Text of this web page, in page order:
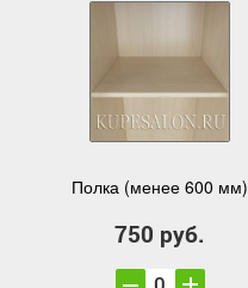
Полка (менее 600 мм)
750 руб.